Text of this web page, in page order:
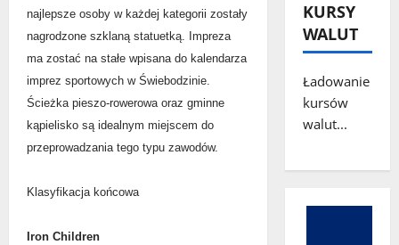
najlepsze osoby w każdej kategorii zostały
nagrodzone szklaną statuetką. Impreza
ma zostać na stałe wpisana do kalendarza
imprez sportowych w Świebodzinie.
Ścieżka pieszo-rowerowa oraz gminne
kąpielisko są idealnym miejscem do
przeprowadzania tego typu zawodów.
Klasyfikacja końcowa
Iron Children
KURSY
WALUT
Ładowanie
kursów
walut...